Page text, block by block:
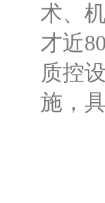
术、
才近
质控
施，